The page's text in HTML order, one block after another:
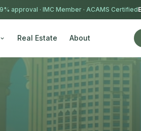
approval · IMC Member · ACAMS Certified
Real Estate About